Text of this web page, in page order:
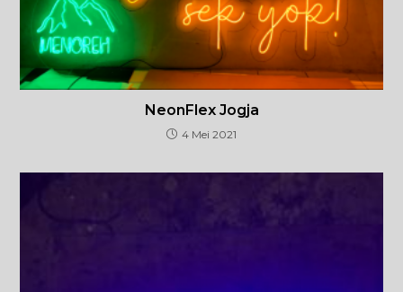
NeonFlex Jogja
4 Mei 2021